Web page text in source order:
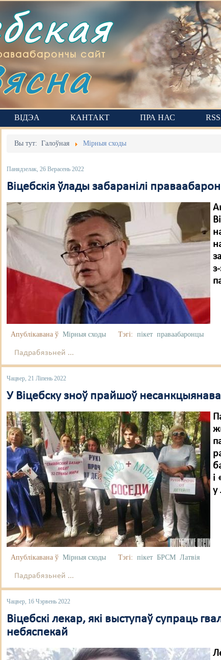
сайт
ВІДЭА КАНТАКТ ПРА НАС RSS
Вы тут:Галоўная Мірныя сходы
Панядзелак, 26 Верасень 2022
Віцебскія ўлады забаранілі
Апублікавана ў Мірныя сходы Тэгі: пікет праваабаронцы
Падрабязьней ...
Чацвер, 21 Ліпень 2022
У Віцебску зноў прайшоў
і
у
Апублікавана ў Мірныя сходы Тэгі: пікет БРСМ Латвія
Падрабязьней ...
Чацвер, 16 Чэрвень 2022
Віцебскі лекар, які выступаў супраць
небяспекай